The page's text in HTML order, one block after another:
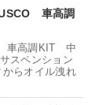
車高調
車高調KIT 中
スペンション
らオイル洩れ